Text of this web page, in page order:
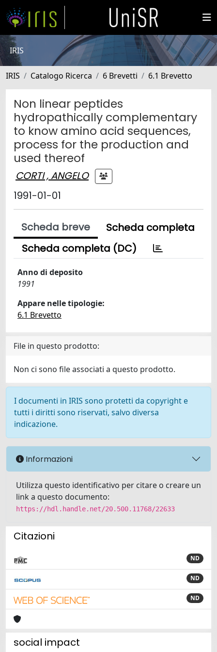
IRIS
IRIS Catalogo Ricerca 6 Brevetti 6.1 Brevetto
Non linear peptides
hydropathically complementary
to know amino acid sequences,
process for the production and
used thereof
CORTI , ANGELO
1991-01-01
Scheda breve
Scheda completa
Scheda completa (DC)
Anno di deposito
1991
Appare nelle tipologie:
6.1 Brevetto
File in questo prodotto:
Non ci sono file associati a questo prodotto.
I documenti in IRIS sono protetti da copyright e
tutti i diritti sono riservati, salvo diversa
indicazione.
Informazioni
Utilizza questo identificativo per citare o creare un
link a questo documento:
https://hdl.handle.net/20.500.11768/22633
Citazioni
ND
ND
ND
social impact